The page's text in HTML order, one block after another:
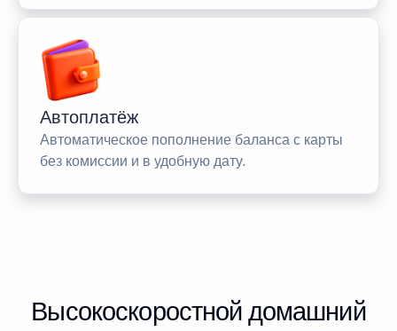
Автоплатёж
Автоматическое пополнение баланса с карты
без комиссии и в удобную дату.
Высокоскоростной домашний